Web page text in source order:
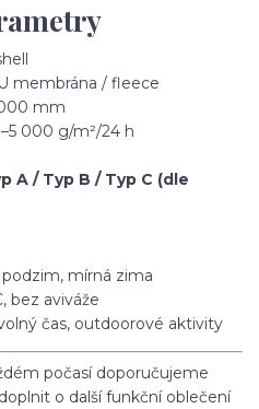
membrána / fleece
mm
000 g/m²/24 h
A / Typ B / Typ C (dle
podzim, mírná zima
bez aviváže
čas, outdoorové aktivity
počasí doporučujeme
o další funkční oblečení